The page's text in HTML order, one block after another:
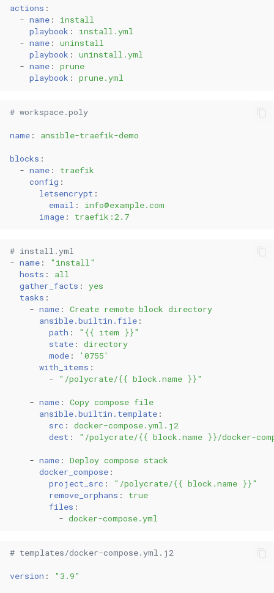
Best Practices für Ansible mit
Polycrate
1. Idempotente Playbooks
schreiben
2. Fehlerbehandlung
4. Ansible Facts nutzen
5. Secrets sicher handhaben 0.29.11
0.29.4
0.29.2
0.11.27
0.11.20
0.11.18
actions :
- name :
install
playbook :
install.yml
- name :
uninstall
playbook :
uninstall.yml
- name :
prune
playbook : prune.yml
# workspace.poly
name : ansible-traefik-demo
blocks :
- name :
traefik
config :
letsencrypt :
email :
info@example.com
image : traefik:2.7
# install.yml
- name :
"install"
hosts :
all
gather_facts :
yes
tasks :
- name :
Create remote block directory
ansible.builtin.file :
path : "{{ item
}}"
state :
directory
mode :
'0755'
with_items :
-
"/polycrate/{{ block.name }}"
- name :
Copy compose file
ansible.builtin.template :
src :
docker-compose.yml.j2
dest : "/polycrate/{{ block.name }}/docker-
- name :
Deploy compose stack
docker_compose :
project_src : "/polycrate/{{ block.name }}"
remove_orphans :
true
files :
- docker-compose.yml
# templates/docker-compose.yml.j2
version : "3.9"